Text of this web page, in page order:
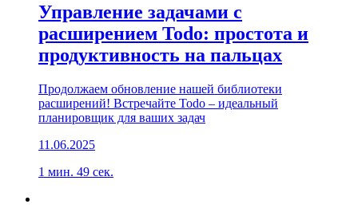
Управление задачами с
расширением Todo: простота и
продуктивность на пальцах
Продолжаем обновление нашей библиотеки
расширений! Встречайте Todo – идеальный
планировщик для ваших задач
11.06.2025
1 мин. 49 сек.